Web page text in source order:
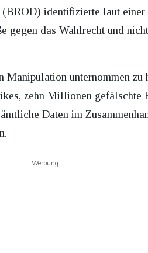
identifizierte laut
gegen das Wahlrecht und
unternommen zu
zehn Millionen
Daten im
Werbung